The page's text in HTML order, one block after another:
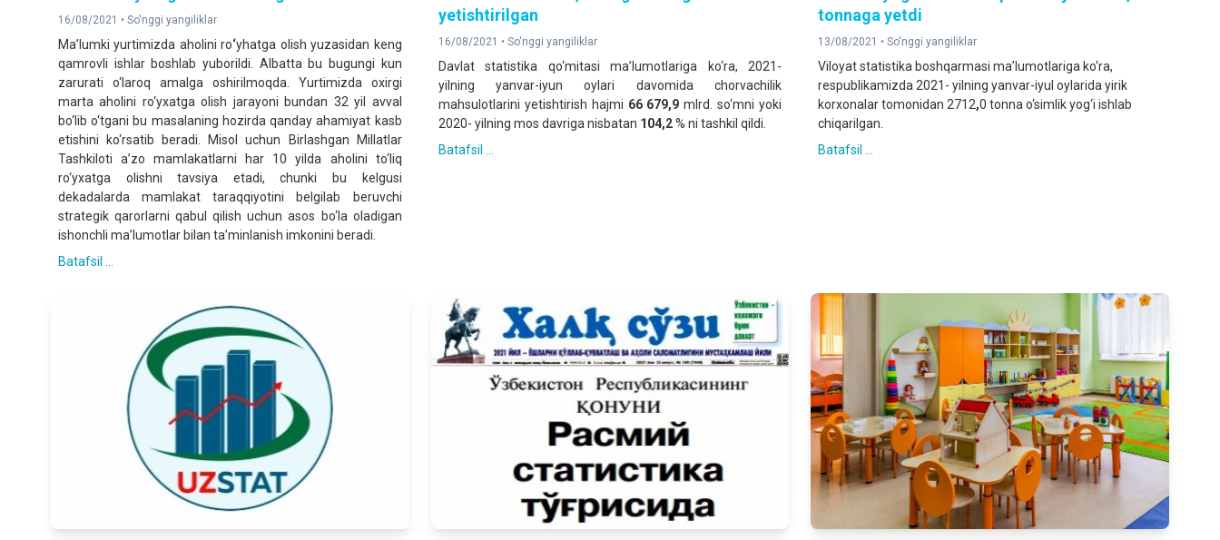
16/08/2021 • So'nggi yangiliklar
Ma’lumki yurtimizda aholini ro‘yhatga olish yuzasidan keng
qamrovli ishlar boshlab yuborildi. Albatta bu bugungi kun
zarurati o‘laroq amalga oshirilmoqda. Yurtimizda oxirgi
marta aholini ro‘yxatga olish jarayoni bundan 32 yil avval
bo‘lib o‘tgani bu masalaning hozirda qanday ahamiyat kasb
etishini ko‘rsatib beradi. Misol uchun Birlashgan Millatlar
Tashkiloti a’zo mamlakatlarni har 10 yilda aholini to‘liq
ro‘yxatga olishni tavsiya etadi, chunki bu kelgusi
dekadalarda mamlakat taraqqiyotini belgilab beruvchi
strategik qarorlarni qabul qilish uchun asos bo‘la oladigan
ishonchli ma’lumotlar bilan ta’minlanish imkonini beradi.
Batafsil ...
yetishtirilgan
16/08/2021 • So'nggi yangiliklar
Davlat statistika qo‘mitasi ma’lumotlariga ko‘ra, 2021-
yilning yanvar-iyun oylari davomida chorvachilik
mahsulotlarini yetishtirish hajmi 66 679,9 mlrd. so‘mni yoki
2020- yilning mos davriga nisbatan 104,2% ni tashkil qildi.
Batafsil ...
tonnaga yetdi
13/08/2021 •So'nggi yangiliklar
Viloyat statistika boshqarmasi ma’lumotlariga ko‘ra,
respublikamizda 2021- yilning yanvar-iyul oylarida yirik
korxonalar tomonidan 2712,0 tonna o‘simlik yog‘i ishlab
chiqarilgan.
Batafsil ...